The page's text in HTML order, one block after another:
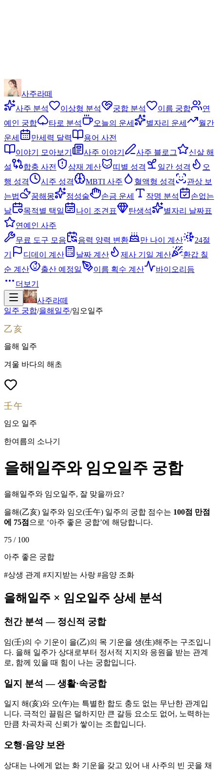
사주라떼
사주 분석
이상형 분석 궁합 분석 이름 궁합
연
예인 궁합
타로 분석 오늘의 운세 별자리 운세
월간
운세
만세력 달력
용어 사전
이야기 모아보기
사주 이야기 사주 블로그
신살 해
설
합충 사전 삼재 계산 띠별 성격 일간 성격
오
행 성격
시주 성격 MBTI 사주 혈액형 성격
관상 보
는법
꿈해몽 점성술 손금 운세 작명 분석
손없는
날
목적별 택일 나이 조견표 탄생석
별자리 날짜표
연예인 사주
무료 도구 모음
음력 양력 변환 만 나이 계산
24절
기
디데이 계산 날짜 계산 제사 기일 계산
환갑 칠
순 계산
출산 예정일 이름 획수 계산
바이오리듬
더보기
사주라떼
일주 궁합/을해 일주/임오일주
乙亥
을해 일주
겨울 바다의 해초
壬午
임오 일주
한여름의 소나기
을해일주와 임오일주 궁합
을해일주와 임오일주, 잘 맞을까요?
을해(乙亥) 일주와 임오(壬午) 일주의 궁합 점수는 100점 만점
에 75점 으로 ‘아주 좋은 궁합’에 해당합니다.
75 / 100
아주 좋은 궁합
#상생 관계 #지지받는 사랑 #음양 조화
을해 일주 × 임오일주 상세 분석
천간 분석 — 정신적 궁합
임(壬)의 수 기운이 을(乙)의 목 기운을 생(生)해주는 구조입니
다. 을해 일주가 상대로부터 정서적 지지와 응원을 받는 관계
로, 함께 있을 때 힘이 나는 궁합입니다.
일지 분석 — 생활·속궁합
일지 해(亥)와 오(午)는 특별한 합도 충도 없는 무난한 관계입
니다. 극적인 끌림은 덜하지만 큰 갈등 요소도 없어, 노력하는
만큼 차곡차곡 신뢰가 쌓이는 조합입니다.
오행·음양 보완
상대는 나에게 없는 화 기운을 갖고 있어 내 사주의 빈 곳을 채